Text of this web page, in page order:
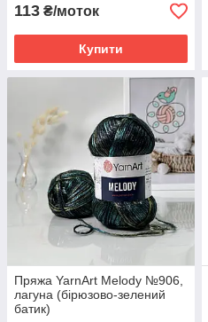
113 ₴/моток
Купити
Пряжа YarnArt Melody №906,
лагуна (бірюзово-зелений
батик)